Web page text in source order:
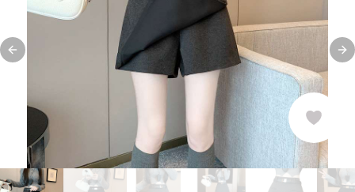
Previous slide